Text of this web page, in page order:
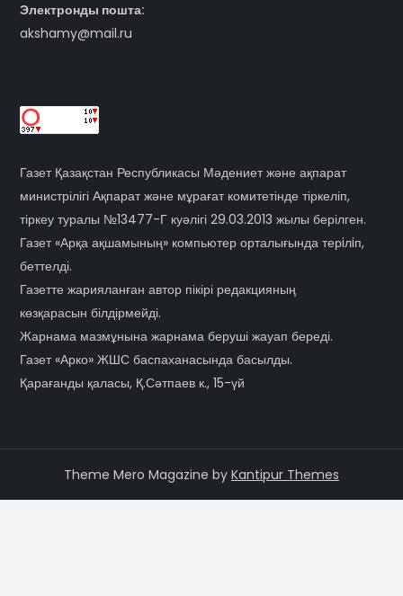
Электронды пошта:
akshamy@mail.ru
Газет Қазақстан Республикасы Мәдениет және ақпарат
министрілігі Ақпарат және мұрағат комитетінде тіркеліп,
тіркеу туралы №13477-Г куәлігі 29.03.2013 жылы берілген.
Газет «Арқа ақшамының» компьютер орталығында терiлiп,
беттелді.
Газетте жарияланған автор пікірі редакцияның
көзқарасын білдірмейді.
Жарнама мазмұнына жарнама беруші жауап береді.
Газет «Арко» ЖШС баспаханасында басылды.
Қарағанды қаласы, Қ.Сәтпаев к., 15-үй
Theme Mero Magazine by Kantipur Themes